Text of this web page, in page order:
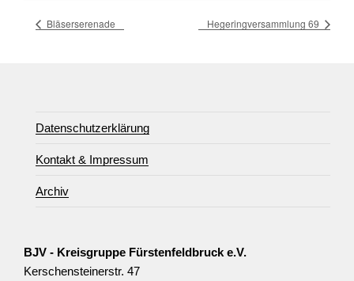
Bläserserenade Hegeringversammlung 69
Datenschutzerklärung
Kontakt & Impressum
Archiv
BJV - Kreisgruppe Fürstenfeldbruck e.V.
Kerschensteinerstr. 47